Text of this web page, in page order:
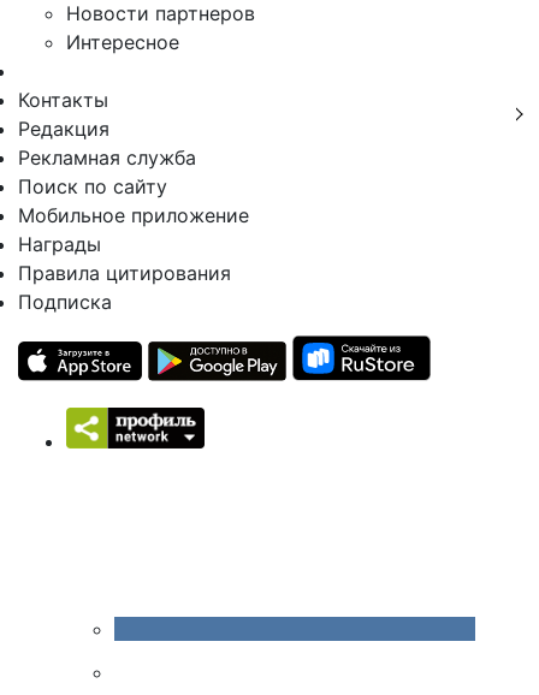
Новости партнеров
Интересное
Контакты
Редакция
Рекламная служба
Поиск по сайту
Мобильное приложение
Награды
Правила цитирования
Подписка